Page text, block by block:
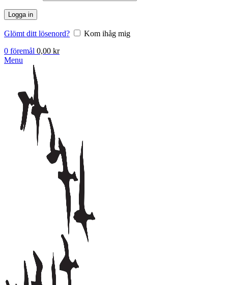
Logga in
Glömt ditt lösenord?
Kom ihåg mig
0 föremål 0,00 kr
Menu